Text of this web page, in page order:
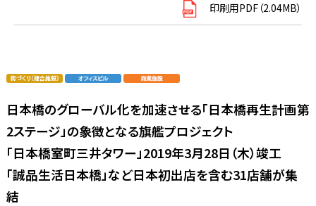
印刷用PDF（2.04MB）
日本橋のグローバル化を加速させる「日本橋再生計画第
2ステージ」の象徴となる旗艦プロジェクト
「日本橋室町三井タワー」2019年3月28日（木）竣工
「誠品生活日本橋」など日本初出店を含む31店舗が集
結